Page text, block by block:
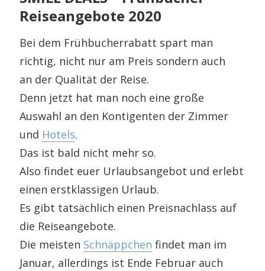
Reiseangebote 2020
Bei dem Frühbucherrabatt spart man
richtig, nicht nur am Preis sondern auch
an der Qualität der Reise.
Denn jetzt hat man noch eine große
Auswahl an den Kontigenten der Zimmer
und Hotels.
Das ist bald nicht mehr so.
Also findet euer Urlaubsangebot und erlebt
einen erstklassigen Urlaub.
Es gibt tatsächlich einen Preisnachlass auf
die Reiseangebote.
Die meisten Schnäppchen findet man im
Januar, allerdings ist Ende Februar auch